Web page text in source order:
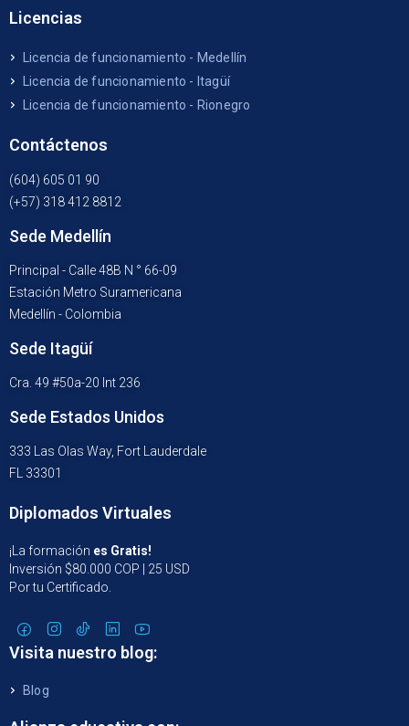
Licencias
Licencia de funcionamiento - Medellín
Licencia de funcionamiento - Itagüí
Licencia de funcionamiento - Rionegro
Contáctenos
(604) 605 01 90
(+57) 318 412 8812
Sede Medellín
Principal - Calle 48B N ° 66-09
Estación Metro Suramericana
Medellín - Colombia
Sede Itagüí
Cra. 49 #50a-20 Int 236
Sede Estados Unidos
333 Las Olas Way, Fort Lauderdale
FL 33301
Diplomados Virtuales
¡La formación es Gratis!
Inversión $80.000 COP | 25 USD
Por tu Certificado.
Visita nuestro blog:
Blog